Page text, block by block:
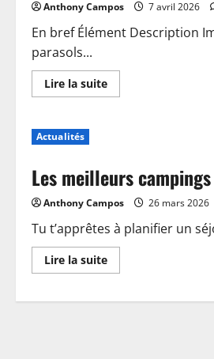
Anthony Campos 7 avril 2026
En bref Élément Description
parasols...
Lire la suiteEn
savoir
:
plongez
les
du
camping
de
Sablé-
sur-
Actualités
Les meilleurs
Anthony Campos 26 mars 2026
Tu t’apprêtes à planifier un
Lire la suiteEn
savoir
Les